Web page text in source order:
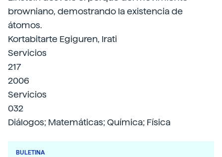
browniano, demostrando la existencia de
átomos.
Kortabitarte Egiguren, Irati
Servicios
217
2006
Servicios
032
Diálogos; Matemáticas; Química; Física
BULETINA